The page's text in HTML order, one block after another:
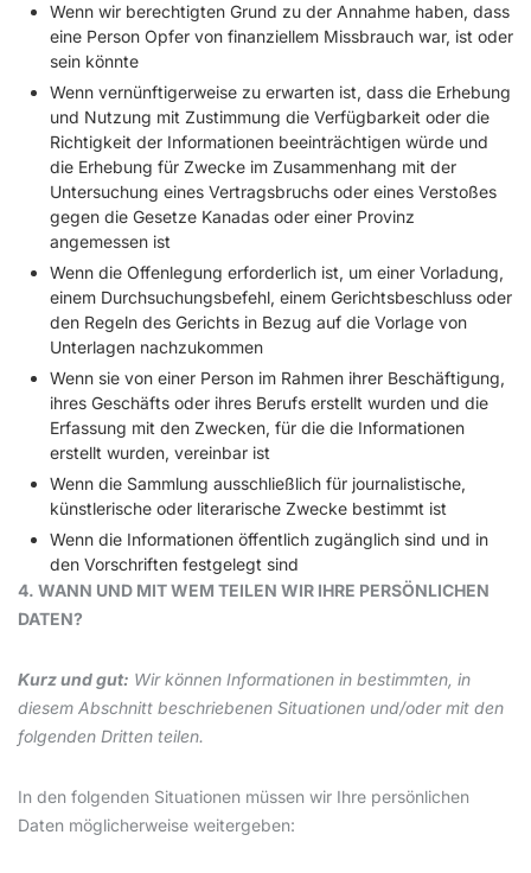
Wenn wir berechtigten Grund zu der Annahme haben, dass
eine Person Opfer von finanziellem Missbrauch war, ist oder
sein könnte
Wenn vernünftigerweise zu erwarten ist, dass die Erhebung
und Nutzung mit Zustimmung die Verfügbarkeit oder die
Richtigkeit der Informationen beeinträchtigen würde und
die Erhebung für Zwecke im Zusammenhang mit der
Untersuchung eines Vertragsbruchs oder eines Verstoßes
gegen die Gesetze Kanadas oder einer Provinz
angemessen ist
Wenn die Offenlegung erforderlich ist, um einer Vorladung,
einem Durchsuchungsbefehl, einem Gerichtsbeschluss oder
den Regeln des Gerichts in Bezug auf die Vorlage von
Unterlagen nachzukommen
Wenn sie von einer Person im Rahmen ihrer Beschäftigung,
ihres Geschäfts oder ihres Berufs erstellt wurden und die
Erfassung mit den Zwecken, für die die Informationen
erstellt wurden, vereinbar ist
Wenn die Sammlung ausschließlich für journalistische,
künstlerische oder literarische Zwecke bestimmt ist
Wenn die Informationen öffentlich zugänglich sind und in
den Vorschriften festgelegt sind
4. WANN UND MIT WEM TEILEN WIR IHRE PERSÖNLICHEN
DATEN?
Kurz und gut: Wir können Informationen in bestimmten, in
diesem Abschnitt beschriebenen Situationen und/oder mit den
folgenden Dritten teilen.
In den folgenden Situationen müssen wir Ihre persönlichen
Daten möglicherweise weitergeben: